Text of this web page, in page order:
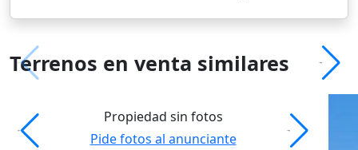
Terrenos en venta similares
Propiedad sin fotos
Pide fotos al anunciante